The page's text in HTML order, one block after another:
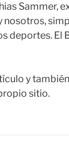
Sammer,
deportes.
y
sitio.